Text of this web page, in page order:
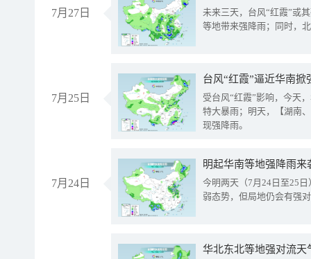
7月27日
未来三天，台风“红霞”或
等地带来强降雨；同时，
7月25日
台风“红霞”逼近华南
受台风“红霞”影响，今天
特大暴雨；明天，【湖南
现强降雨。
7月24日
明起华南等地强降雨
今明两天（7月24日至25
弱态势，但局地仍会有强
华北东北等地强对流天